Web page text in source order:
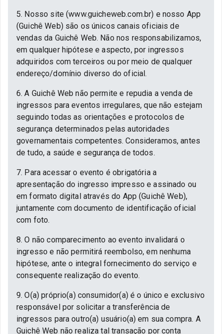
5. Nosso site (www.guicheweb.com.br) e nosso App
(Guichê Web) são os únicos canais oficiais de
vendas da Guichê Web. Não nos responsabilizamos,
em qualquer hipótese e aspecto, por ingressos
adquiridos com terceiros ou por meio de qualquer
endereço/domínio diverso do oficial.
6. A Guichê Web não permite e repudia a venda de
ingressos para eventos irregulares, que não estejam
seguindo todas as orientações e protocolos de
segurança determinados pelas autoridades
governamentais competentes. Consideramos, antes
de tudo, a saúde e segurança de todos.
7. Para acessar o evento é obrigatória a
apresentação do ingresso impresso e assinado ou
em formato digital através do App (Guichê Web),
juntamente com documento de identificação oficial
com foto.
8. O não comparecimento ao evento invalidará o
ingresso e não permitirá reembolso, em nenhuma
hipótese, ante o integral fornecimento do serviço e
consequente realização do evento.
9. O(a) próprio(a) consumidor(a) é o único e exclusivo
responsável por solicitar a transferência de
ingressos para outro(a) usuário(a) em sua compra. A
Guichê Web não realiza tal transação por conta